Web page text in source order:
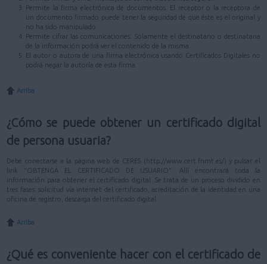
Permite la firma electrónica de documentos. El receptor o la receptora de
un documento firmado puede tener la seguridad de que éste es el original y
no ha sido manipulado.
Permite cifrar las comunicaciones. Solamente el destinatario o destinataria
de la información podrá ver el contenido de la misma.
El autor o autora de una firma electrónica usando Certificados Digitales no
podrá negar la autoría de esta firma.
Arriba
¿Cómo se puede obtener un certificado digital
de persona usuaria?
Debe conectarse a la página web de CERES (http://www.cert.fnmt.es/) y pulsar el
link "OBTENGA EL CERTIFICADO DE USUARIO". Allí encontrará toda la
información para obtener el certificado digital. Se trata de un proceso dividido en
tres fases: solicitud vía internet del certificado, acreditación de la identidad en una
oficina de registro, descarga del certificado digital.
Arriba
¿Qué es conveniente hacer con el certificado de